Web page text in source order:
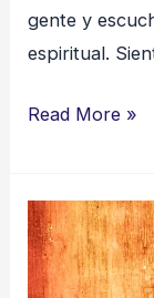
gente y
espiritual.
Read More »
Jesús,
ocúpate
Tú